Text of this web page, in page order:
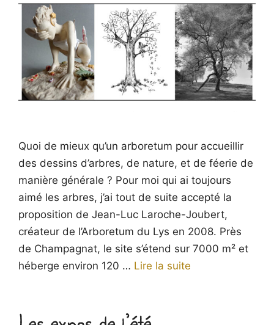
Quoi de mieux qu’un arboretum pour accueillir
des dessins d’arbres, de nature, et de féerie de
manière générale ? Pour moi qui ai toujours
aimé les arbres, j’ai tout de suite accepté la
proposition de Jean-Luc Laroche-Joubert,
créateur de l’Arboretum du Lys en 2008. Près
de Champagnat, le site s’étend sur 7000 m² et
héberge environ 120 … Lire la suite